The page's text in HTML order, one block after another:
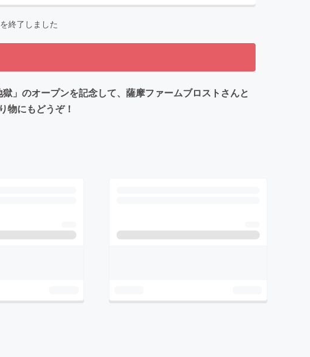
終了しました
」のオープンを記念して、薩摩ファームブロストさんと
物にもどうぞ！